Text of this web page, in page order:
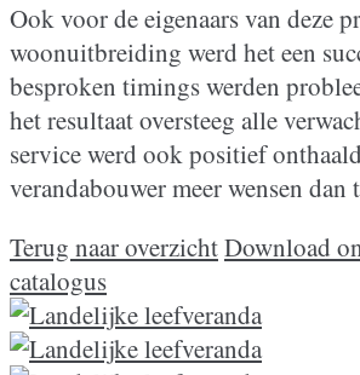
Ook voor de eigenaars van deze
woonuitbreiding werd het een
besproken timings werden
het resultaat oversteeg alle
service werd ook positief
verandabouwer meer wensen dan
Terug naar overzichtDownload
catalogus